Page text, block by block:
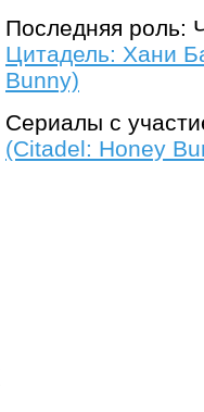
Последняя роль:
Цитадель: Хани
Bunny)
Сериалы с
(Citadel: Honey